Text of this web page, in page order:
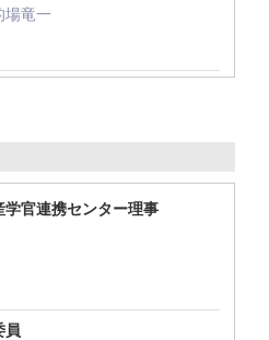
場竜一
官連携センター理事
員